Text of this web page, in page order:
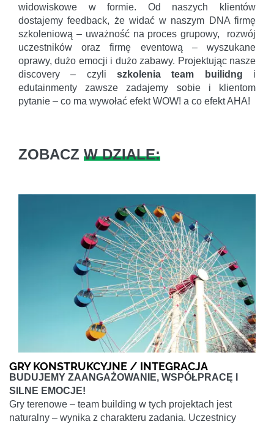
widowiskowe w formie. Od naszych klientów
dostajemy feedback, że widać w naszym DNA firmę
szkoleniową – uważność na proces grupowy, rozwój
uczestników oraz firmę eventową – wyszukane
oprawy, dużo emocji i dużo zabawy. Projektując nasze
discovery – czyli szkolenia team builidng i
edutainmenty zawsze zadajemy sobie i klientom
pytanie – co ma wywołać efekt WOW! a co efekt AHA!
ZOBACZ W DZIALE:
GRY KONSTRUKCYJNE / INTEGRACJA
BUDUJEMY ZAANGAŻOWANIE, WSPÓŁPRACĘ I
SILNE EMOCJE!
Gry terenowe – team building w tych projektach jest
naturalny – wynika z charakteru zadania. Uczestnicy